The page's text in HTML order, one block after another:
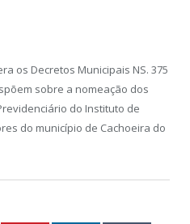
os Decretos Municipais NS. 375
sobre a nomeação dos
do Instituto de
do município de Cachoeira do